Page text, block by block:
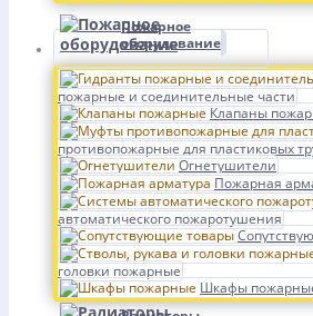
Пожарное
оборудование
пожарные и соединительные части
Клапаны
противопожарные для пластиковых
Огнетушители
Пожарная
автоматического пожаротушения
головки пожарные
Шкафы